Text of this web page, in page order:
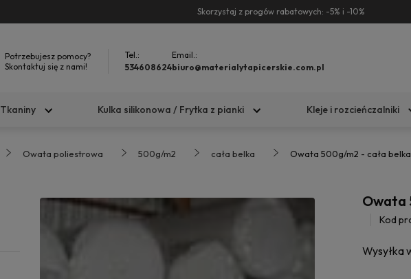
Skorzystaj z progów rabatowych: -5% i -10%
Potrzebujesz pomocy?
Skontaktuj się z nami!
Tel.:
534608624
Email.:
biuro@materialytapicerskie.com.pl
Tkaniny Kulka silikonowa / Frytka z pianki Kleje i rozcieńczalniki
Owata poliestrowa 500g/m2 cała belka Owata 500g/m2 - cała
Owata
Kod
Wysyłka